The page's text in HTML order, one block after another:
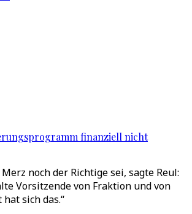
finanziell nicht
noch der Richtige sei, sagte Reul:
Vorsitzende von Fraktion und von
sich das.“